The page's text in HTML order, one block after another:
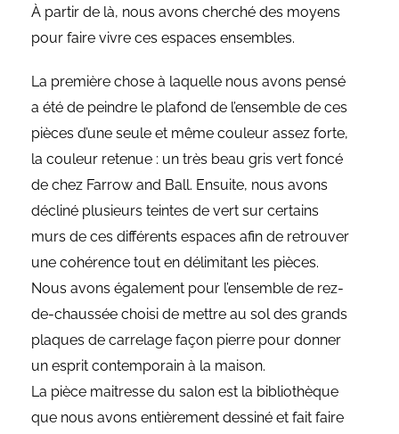
À partir de là, nous avons cherché des moyens
pour faire vivre ces espaces ensembles.
La première chose à laquelle nous avons pensé
a été de peindre le plafond de l’ensemble de ces
pièces d’une seule et même couleur assez forte,
la couleur retenue : un très beau gris vert foncé
de chez Farrow and Ball. Ensuite, nous avons
décliné plusieurs teintes de vert sur certains
murs de ces différents espaces afin de retrouver
une cohérence tout en délimitant les pièces.
Nous avons également pour l’ensemble de rez-
de-chaussée choisi de mettre au sol des grands
plaques de carrelage façon pierre pour donner
un esprit contemporain à la maison.
La pièce maitresse du salon est la bibliothèque
que nous avons entièrement dessiné et fait faire